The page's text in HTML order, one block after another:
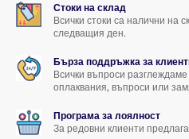
Стоки на склад
Всички стоки са налични на
следващия ден.
Бърза поддръжка за
Всички въпроси
оплаквания, въпроси или
Програма за лоялност
За редовни клиенти